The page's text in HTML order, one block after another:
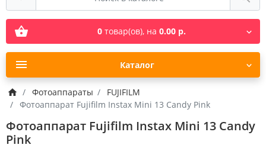
0товар(ов), на 0.00 р.
Каталог
Фотоаппараты
FUJIFILM
Фотоаппарат Fujifilm Instax Mini 13 Candy Pink
Фотоаппарат Fujifilm Instax Mini 13 Candy
Pink